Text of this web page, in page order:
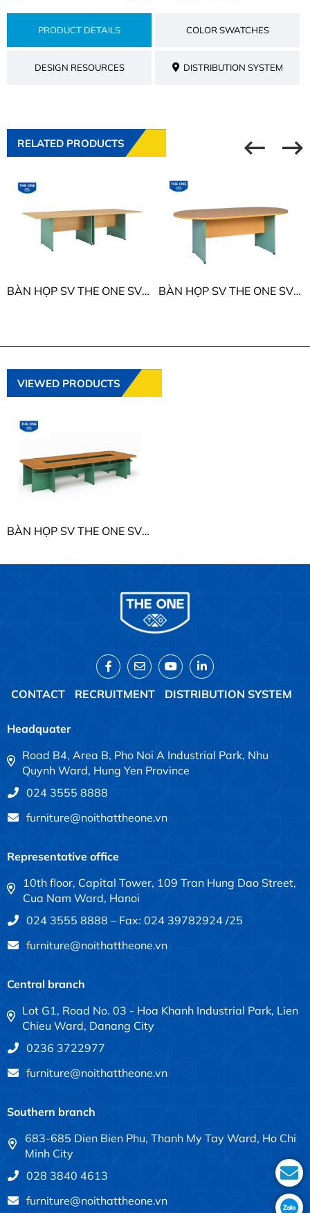
PRODUCT DETAILS COLOR SWATCHES
DESIGN RESOURCES DISTRIBUTION SYSTEM
RELATED PRODUCTS
BÀN HỌP SV THE ONE SVH2812 - SVH4812CN BÀN HỌP SV THE ONE SVH1810OV - SVH2010OV - SVH2412OV
VIEWED PRODUCTS
BÀN HỌP SV THE ONE SVH4016
CONTACT RECRUITMENT DISTRIBUTION SYSTEM
Headquater
Road B4, Area B, Pho Noi A Industrial Park, Nhu
Quynh Ward, Hung Yen Province
024 3555 8888
furniture@noithattheone.vn
Representative office
10th floor, Capital Tower, 109 Tran Hung Dao Street,
Cua Nam Ward, Hanoi
024 3555 8888 – Fax: 024 39782924 /25
furniture@noithattheone.vn
Central branch
Lot G1, Road No. 03 - Hoa Khanh Industrial Park, Lien
Chieu Ward, Danang City
0236 3722977
furniture@noithattheone.vn
Southern branch
683-685 Dien Bien Phu, Thanh My Tay Ward, Ho Chi
Minh City
028 3840 4613
furniture@noithattheone.vn